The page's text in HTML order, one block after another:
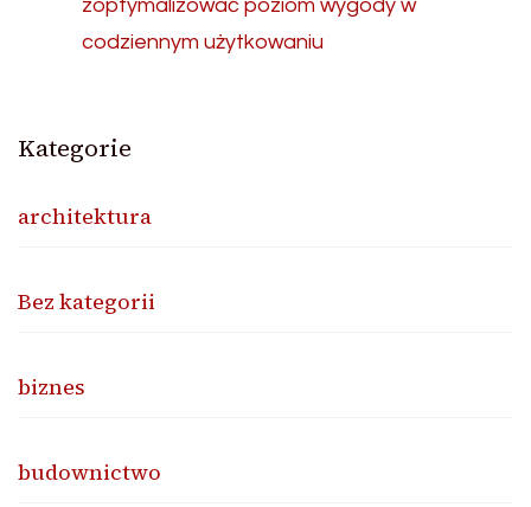
zoptymalizować poziom wygody w
codziennym użytkowaniu
Kategorie
architektura
Bez kategorii
biznes
budownictwo